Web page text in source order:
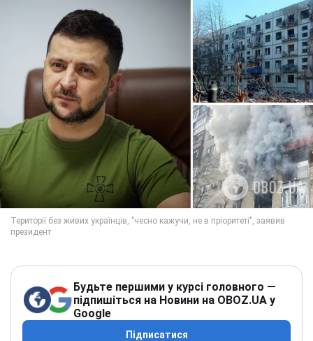
Будьте першими у курсі головного —
підпишіться на Новини на OBOZ.UA у
Google
Підписатися